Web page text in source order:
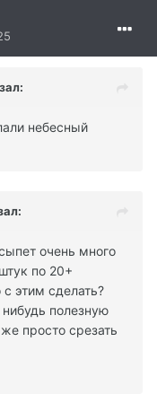
небесный
очень много
по 20+
этим сделать?
полезную
просто срезать